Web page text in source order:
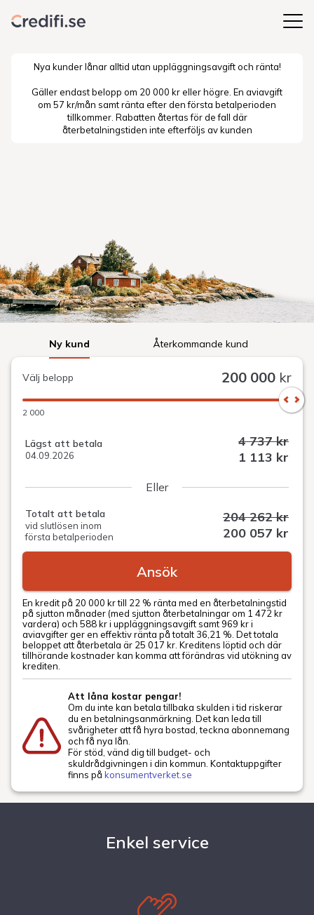
Nya kunder lånar alltid utan uppläggningsavgift och ränta!
Gäller endast belopp om 20 000 kr eller högre. En aviavgift
om 57 kr/mån samt ränta efter den första betalperioden
tillkommer. Rabatten återtas för de fall där
återbetalningstiden inte efterföljs av kunden
Ny kund Återkommande kund
Välj belopp 200 000 kr
2 000
Lägst att betala
04.09.2026
4 737 kr
1 113 kr
Eller
Totalt att betala
vid slutlösen inom
första betalperioden
204 262 kr
200 057 kr
Ansök
En kredit på 20 000 kr till 22 % ränta med en återbetalningstid
på sjutton månader (med sjutton återbetalningar om 1 472 kr
vardera) och 588 kr i uppläggningsavgift samt 969 kr i
aviavgifter ger en effektiv ränta på totalt 36,21 %. Det totala
beloppet att återbetala är 25 017 kr. Kreditens löptid och där
tillhörande kostnader kan komma att förändras vid utökning av
krediten.
Att låna kostar pengar!
Om du inte kan betala tillbaka skulden i tid riskerar
du en betalningsanmärkning. Det kan leda till
svårigheter att få hyra bostad, teckna abonnemang
och få nya lån.
För stöd, vänd dig till budget- och
skuldrådgivningen i din kommun. Kontaktuppgifter
finns på konsumentverket.se
Enkel service